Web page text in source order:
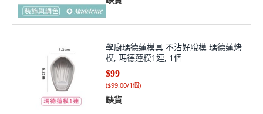
學廚瑪德蓮模具 不沾好脫模 瑪德蓮烤
模, 瑪德蓮模1連, 1個
$99
($99.00/1個)
缺貨